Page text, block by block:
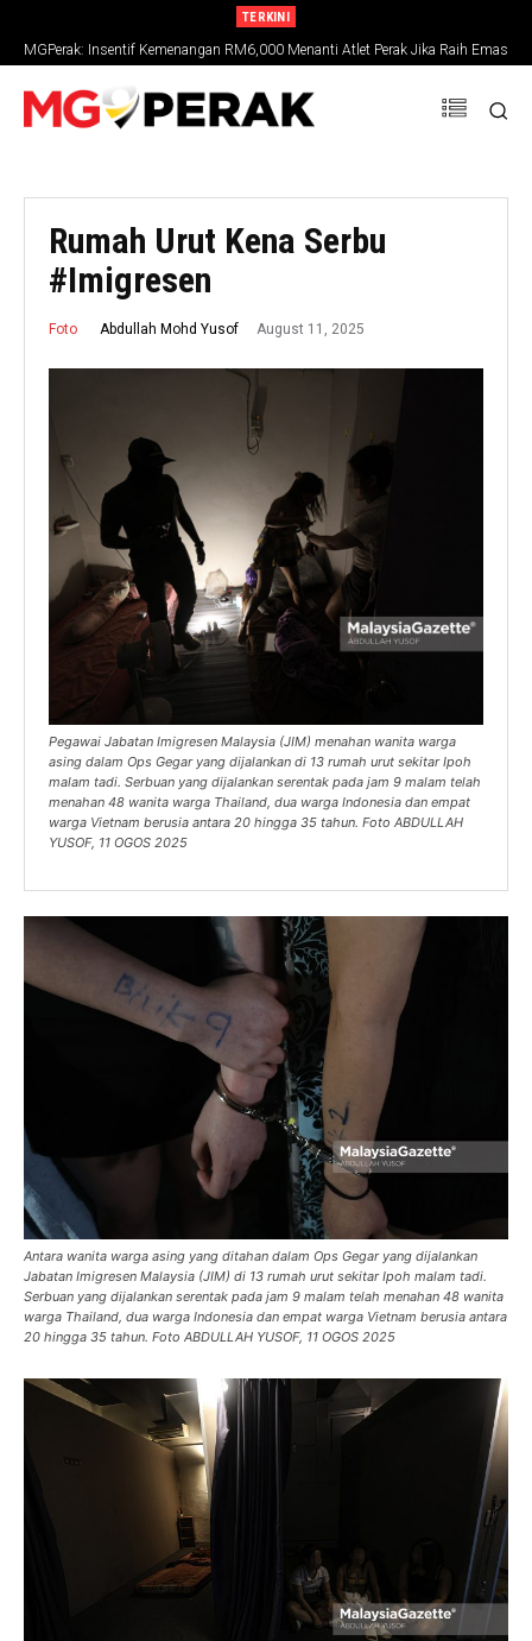
TERKINI
MGPerak: Insentif Kemenangan RM6,000 Menanti Atlet Perak Jika Raih Emas
SUKMA 2026
Rumah Urut Kena Serbu
#Imigresen
Foto Abdullah Mohd Yusof August 11, 2025
Pegawai Jabatan Imigresen Malaysia (JIM) menahan wanita warga
asing dalam Ops Gegar yang dijalankan di 13 rumah urut sekitar Ipoh
malam tadi. Serbuan yang dijalankan serentak pada jam 9 malam telah
menahan 48 wanita warga Thailand, dua warga Indonesia dan empat
warga Vietnam berusia antara 20 hingga 35 tahun. Foto ABDULLAH
YUSOF, 11 OGOS 2025
Antara wanita warga asing yang ditahan dalam Ops Gegar yang dijalankan
Jabatan Imigresen Malaysia (JIM) di 13 rumah urut sekitar Ipoh malam tadi.
Serbuan yang dijalankan serentak pada jam 9 malam telah menahan 48 wanita
warga Thailand, dua warga Indonesia dan empat warga Vietnam berusia antara
20 hingga 35 tahun. Foto ABDULLAH YUSOF, 11 OGOS 2025